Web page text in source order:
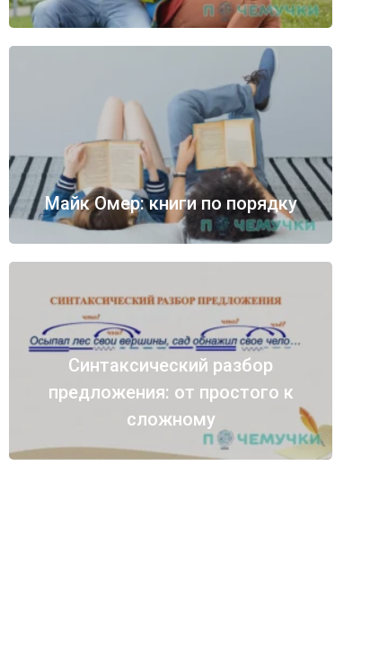
Майк Омер: книги по порядку
Синтаксический разбор
предложения: от простого к
сложному